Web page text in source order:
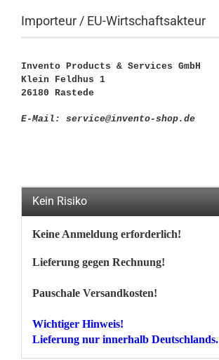
Importeur / EU-Wirtschaftsakteur
Invento Products & Services GmbH
Klein Feldhus 1
26180 Rastede
E-Mail: service@invento-shop.de
Kein Risiko
Keine Anmeldung erforderlich!
Lieferung gegen Rechnung!
Pauschale Versandkosten!
Wichtiger Hinweis!
Lieferung nur innerhalb Deutschlands.